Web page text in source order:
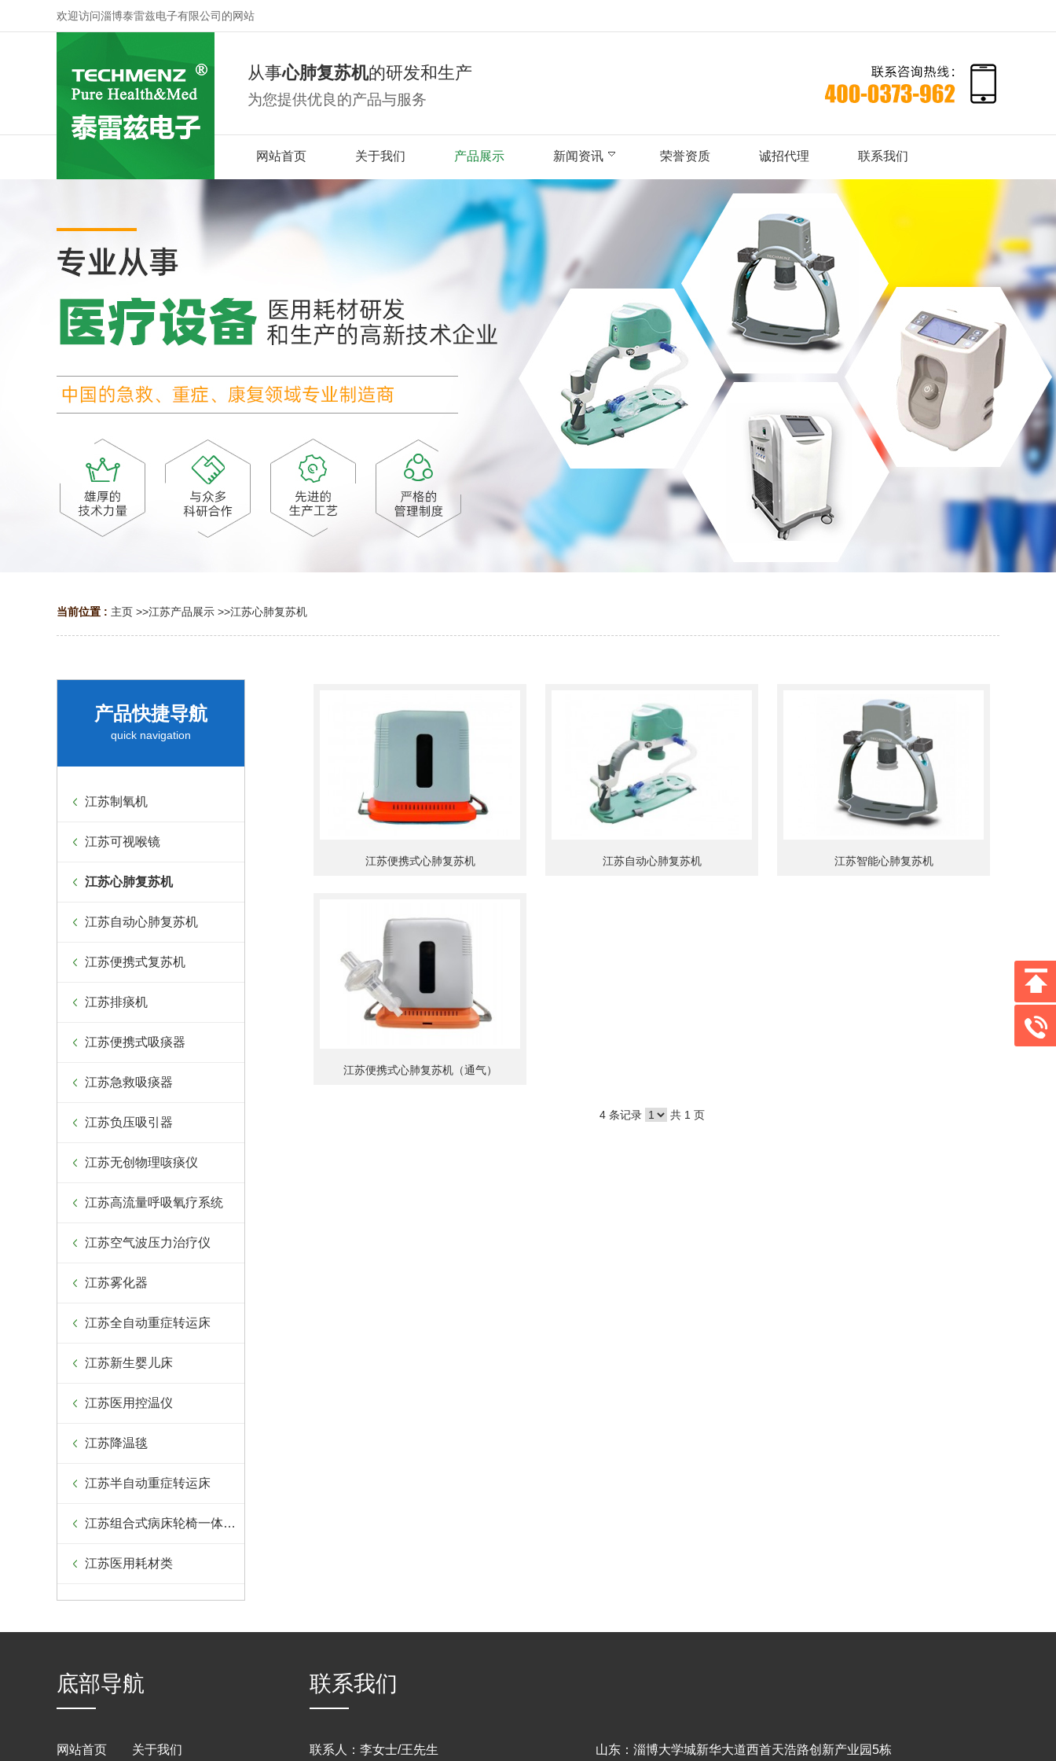
欢迎访问淄博泰雷兹电子有限公司的网站
从事心肺复苏机的研发和生产
为您提供优良的产品与服务
网站首页 关于我们 产品展示 新闻资讯 荣誉资质 诚招代理 联系我们
当前位置 : 主页 >>江苏产品展示 >>江苏心肺复苏机
产品快捷导航
quick navigation
江苏制氧机
江苏可视喉镜
江苏心肺复苏机
江苏自动心肺复苏机
江苏便携式复苏机
江苏排痰机
江苏便携式吸痰器
江苏急救吸痰器
江苏负压吸引器
江苏无创物理咳痰仪
江苏高流量呼吸氧疗系统
江苏空气波压力治疗仪
江苏雾化器
江苏全自动重症转运床
江苏新生婴儿床
江苏医用控温仪
江苏降温毯
江苏半自动重症转运床
江苏组合式病床轮椅一体设备
江苏医用耗材类
江苏便携式心肺复苏机 江苏自动心肺复苏机 江苏智能心肺复苏机
江苏便携式心肺复苏机（通气）
4 条记录 共 1 页
底部导航
网站首页 关于我们
联系我们
联系人：李女士/王先生 山东：淄博大学城新华大道西首天浩路创新产业园5栋